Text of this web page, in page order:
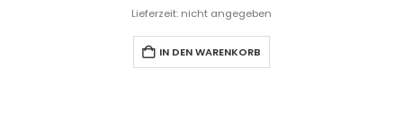
Lieferzeit: nicht angegeben
IN DEN WARENKORB